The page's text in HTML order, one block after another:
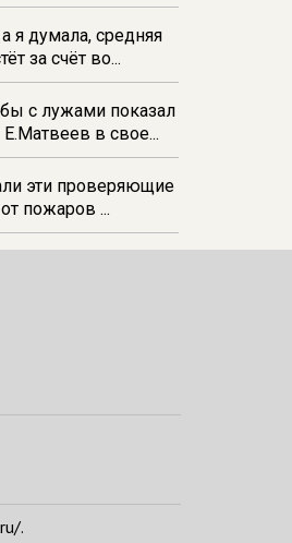
я думала, средняя
за счёт во...
с лужами показал
Е.Матвеев в свое...
эти проверяющие
пожаров ...
.